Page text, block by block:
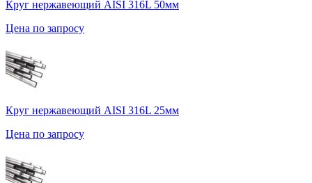
Круг нержавеющий AISI 316L 50мм
Цена по запросу
Круг нержавеющий AISI 316L 25мм
Цена по запросу